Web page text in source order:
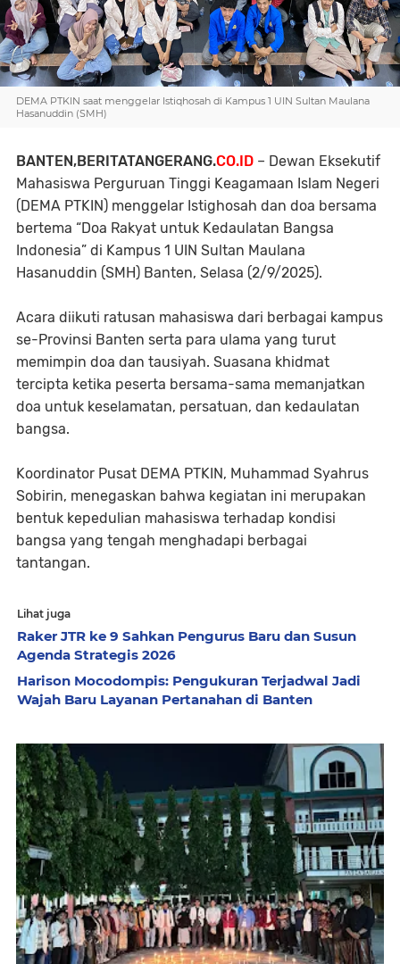
DEMA PTKIN saat menggelar Istiqhosah di Kampus 1 UIN Sultan Maulana
Hasanuddin (SMH)
BANTEN,BERITATANGERANG.CO.ID – Dewan Eksekutif
Mahasiswa Perguruan Tinggi Keagamaan Islam Negeri
(DEMA PTKIN) menggelar Istighosah dan doa bersama
bertema “Doa Rakyat untuk Kedaulatan Bangsa
Indonesia” di Kampus 1 UIN Sultan Maulana
Hasanuddin (SMH) Banten, Selasa (2/9/2025).
Acara diikuti ratusan mahasiswa dari berbagai kampus
se-Provinsi Banten serta para ulama yang turut
memimpin doa dan tausiyah. Suasana khidmat
tercipta ketika peserta bersama-sama memanjatkan
doa untuk keselamatan, persatuan, dan kedaulatan
bangsa.
Koordinator Pusat DEMA PTKIN, Muhammad Syahrus
Sobirin, menegaskan bahwa kegiatan ini merupakan
bentuk kepedulian mahasiswa terhadap kondisi
bangsa yang tengah menghadapi berbagai
tantangan.
Lihat juga
Raker JTR ke 9 Sahkan Pengurus Baru dan Susun
Agenda Strategis 2026
Harison Mocodompis: Pengukuran Terjadwal Jadi
Wajah Baru Layanan Pertanahan di Banten